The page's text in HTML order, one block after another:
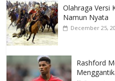
Olahraga Versi
Namun Nyata
December 25,
Rashford